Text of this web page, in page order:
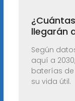
llegarán
Según
aquí a
baterías de
su vida útil.